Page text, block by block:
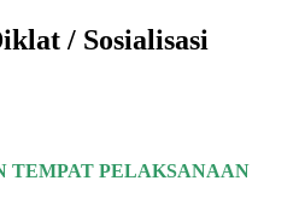
/ Sosialisasi
TEMPAT PELAKSANAAN